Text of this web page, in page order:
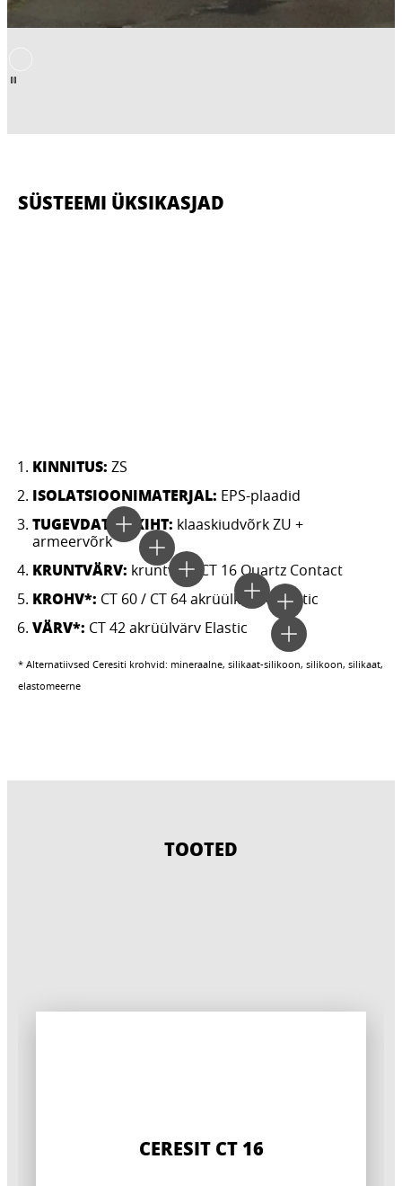
SÜSTEEMI ÜKSIKASJAD
KINNITUS: ZS
ISOLATSIOONIMATERJAL: EPS-plaadid
TUGEVDATUD KIHT: klaaskiudvõrk ZU +
armeervõrk
KRUNTVÄRV: kruntvärv CT 16 Quartz Contact
KROHV*: CT 60 / CT 64 akrüülkrohv Elastic
VÄRV*: CT 42 akrüülvärv Elastic
* Alternatiivsed Ceresiti krohvid: mineraalne, silikaat-silikoon, silikoon, silikaat,
elastomeerne
TOOTED
CERESIT CT 16